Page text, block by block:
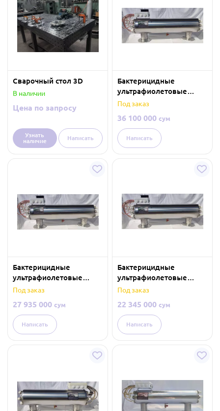
Сварочный стол 3D
В наличии
Цена по запросу
Узнать
наличие
Написать
Бактерицидные
ультрафиолетовые
лампы(Обеззараживани
Под заказ
36 100 000 сум
Написать
Бактерицидные
ультрафиолетовые
лампы
воды) — 75 м³/час
Под заказ
27 935 000 сум
Написать
Бактерицидные
ультрафиолетовые
лампы
воды) — 60 м³/час
Под заказ
22 345 000 сум
Написать